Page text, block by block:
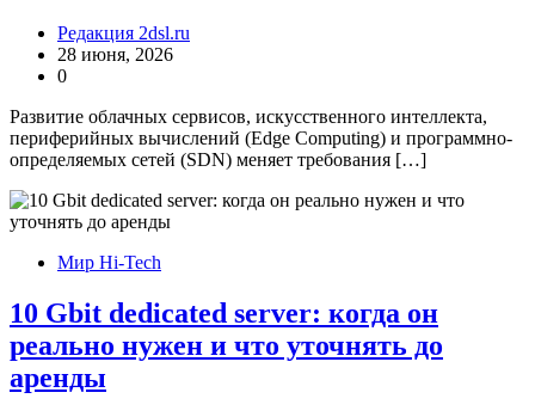
Редакция 2dsl.ru
28 июня, 2026
0
Развитие облачных сервисов, искусственного интеллекта,
периферийных вычислений (Edge Computing) и программно-
определяемых сетей (SDN) меняет требования […]
Мир Hi-Tech
10 Gbit dedicated server: когда он
реально нужен и что уточнять до
аренды